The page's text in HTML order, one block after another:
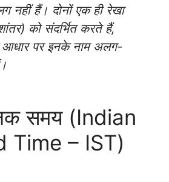
नहीं हैं। दोनों एक ही रेखा
को संदर्भित करते हैं,
पर इनके नाम अलग-
समय (Indian
Time – IST)